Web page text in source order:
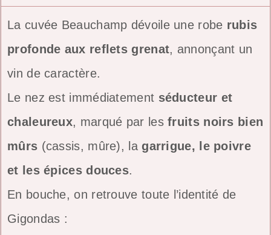
La cuvée Beauchamp dévoile une robe rubis
profonde aux reflets grenat, annonçant un
vin de caractère.
Le nez est immédiatement séducteur et
chaleureux, marqué par lesfruits noirs bien
mûrs (cassis, mûre), lagarrigue, le poivre
et les épices douces.
En bouche, on retrouve toute l’identité de
Gigondas :